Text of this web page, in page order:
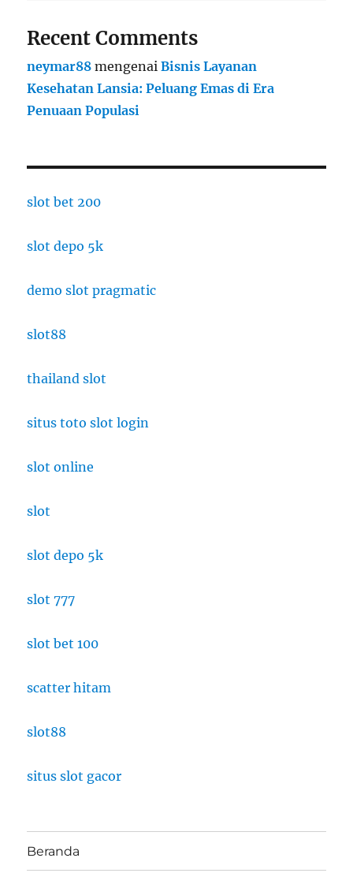
Recent Comments
neymar88 mengenaiBisnis Layanan
Kesehatan Lansia: Peluang Emas di Era
Penuaan Populasi
slot bet 200
slot depo 5k
demo slot pragmatic
slot88
thailand slot
situs toto slot login
slot online
slot
slot depo 5k
slot 777
slot bet 100
scatter hitam
slot88
situs slot gacor
Beranda